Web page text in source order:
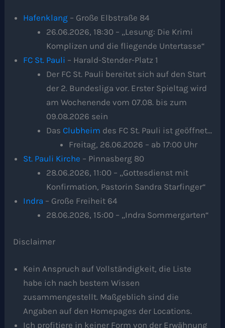
Hafenklang – Große Elbstraße 84
26.06.2026, 18:30 – „Lesung: Die Krimi
Komplizen und die fliegende Untertasse“
FC St. Pauli – Harald-Stender-Platz 1
Der FC St. Pauli bereitet sich auf den Start
der 2. Bundesliga vor. Erster Spieltag wird
am Wochenende vom 07.08. bis zum
09.08.2026 sein
Das Clubheim des FC St. Pauli ist geöffnet…
Freitag, 26.06.2026 – ab 17:00 Uhr
St. Pauli Kirche – Pinnasberg 80
28.06.2026, 11:00 – „Gottesdienst mit
Konfirmation, Pastorin Sandra Starfinger“
Indra – Große Freiheit 64
28.06.2026, 15:00 – „Indra Sommergarten“
Disclaimer
Kein Anspruch auf Vollständigkeit, die Liste
habe ich nach bestem Wissen
zusammengestellt. Maßgeblich sind die
Angaben auf den Homepages der Locations.
Ich profitiere in keiner Form von der Erwähnung